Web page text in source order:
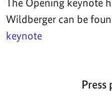
The Opening keynote
Wildberger can be
keynote
Press